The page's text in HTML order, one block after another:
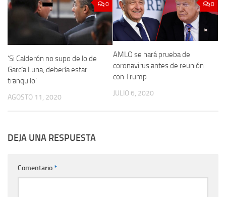
0
‘Si Calderón no supo de lo de
García Luna, debería estar
tranquilo’
AGOSTO 11, 2020
0
AMLO se hará prueba de
coronavirus antes de reunión
con Trump
JULIO 6, 2020
DEJA UNA RESPUESTA
Comentario*